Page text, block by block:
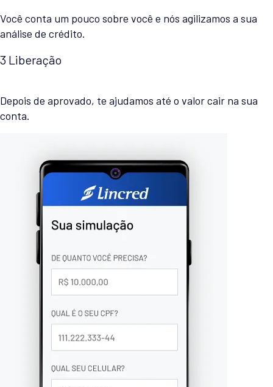
Você conta um pouco sobre você e nós agilizamos a sua
análise de crédito.
3 Liberação
Depois de aprovado, te ajudamos até o valor cair na sua
conta.